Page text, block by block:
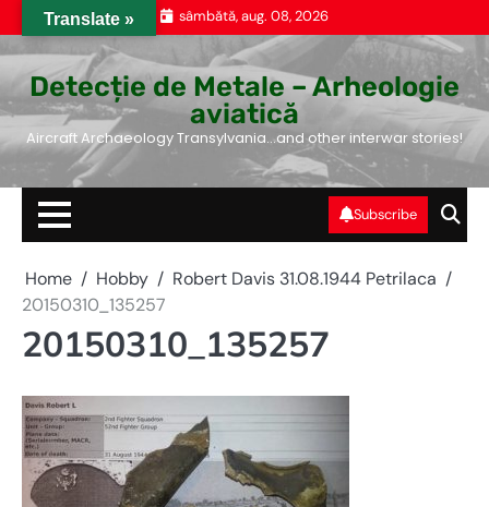
to
sâmbătă, aug. 08, 2026
Detecție de Metale – Arheologie
aviatică
Aircraft Archaeology Transylvania…and other interwar stories!
Subscribe
Home Hobby
Robert Davis 31.08.1944 Petrilaca
20150310_135257
20150310_135257
Translate »